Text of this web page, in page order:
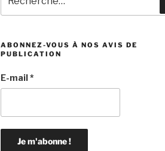
pour
:
ABONNEZ-VOUS À NOS AVIS DE
PUBLICATION
E-mail*